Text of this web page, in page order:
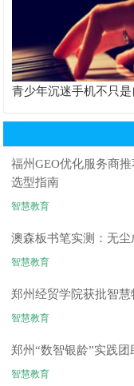
青少年沉迷手机不只是
福州GEO优化服务商
选型指南
智慧教育
澳森板书笔实测：无
智慧教育
郑州经贸学院获批智
智慧教育
郑州“数智银龄”实践团
智慧教育